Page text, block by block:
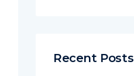
Recent Posts